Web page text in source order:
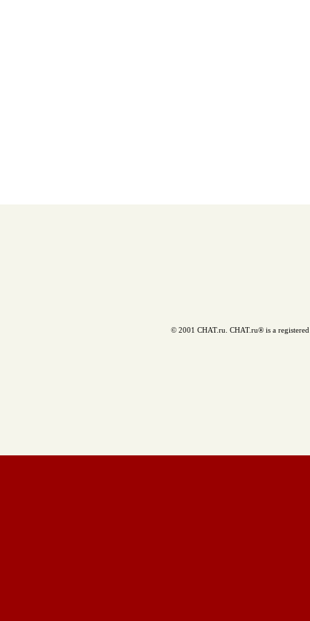
© 2001 CHAT.ru. CHAT.ru® is a